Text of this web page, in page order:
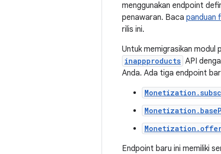
menggunakan endpoint
penawaran. Baca panduan
rilis ini.
Untuk memigrasikan modul
inappproducts API
Anda. Ada tiga endpoint
Endpoint baru ini memiliki